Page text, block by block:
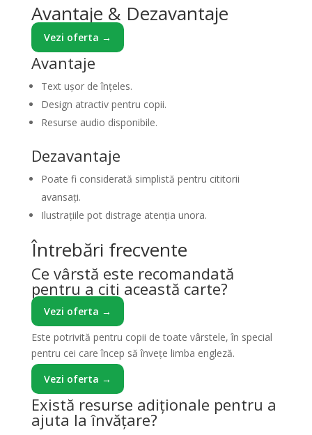
Avantaje & Dezavantaje
Vezi oferta →
Avantaje
Text ușor de înțeles.
Design atractiv pentru copii.
Resurse audio disponibile.
Dezavantaje
Poate fi considerată simplistă pentru cititorii
avansați.
Ilustrațiile pot distrage atenția unora.
Întrebări frecvente
Ce vârstă este recomandată
pentru a citi această carte?
Vezi oferta →
Este potrivită pentru copii de toate vârstele, în special
pentru cei care încep să învețe limba engleză.
Vezi oferta →
Există resurse adiționale pentru a
ajuta la învățare?